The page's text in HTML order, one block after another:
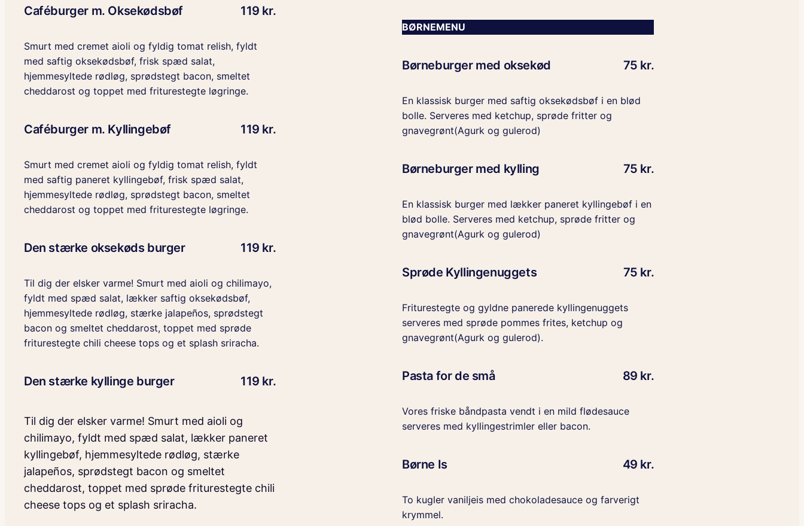
Caféburger m. Oksekødsbøf 119 kr.
Smurt med cremet aioli og fyldig tomat relish, fyldt
med saftig oksekødsbøf, frisk spæd salat,
hjemmesyltede rødløg, sprødstegt bacon, smeltet
cheddarost og toppet med friturestegte løgringe.
Caféburger m. Kyllingebøf 119 kr.
Smurt med cremet aioli og fyldig tomat relish, fyldt
med saftig paneret kyllingebøf, frisk spæd salat,
hjemmesyltede rødløg, sprødstegt bacon, smeltet
cheddarost og toppet med friturestegte løgringe.
Den stærke oksekøds burger 119 kr.
Til dig der elsker varme! Smurt med aioli og chilimayo,
fyldt med spæd salat, lækker saftig oksekødsbøf,
hjemmesyltede rødløg, stærke jalapeños, sprødstegt
bacon og smeltet cheddarost, toppet med sprøde
friturestegte chili cheese tops og et splash sriracha.
Den stærke kyllinge burger 119 kr.
Til dig der elsker varme! Smurt med aioli og
chilimayo, fyldt med spæd salat, lækker paneret
kyllingebøf, hjemmesyltede rødløg, stærke
jalapeños, sprødstegt bacon og smeltet
cheddarost, toppet med sprøde friturestegte chili
cheese tops og et splash sriracha.
BØRNEMENU
Børneburger med oksekød 75 kr.
En klassisk burger med saftig oksekødsbøf i en blød
bolle. Serveres med ketchup, sprøde fritter og
gnavegrønt(Agurk og gulerod)
Børneburger med kylling 75 kr.
En klassisk burger med lækker paneret kyllingebøf i en
blød bolle. Serveres med ketchup, sprøde fritter og
gnavegrønt(Agurk og gulerod)
Sprøde Kyllingenuggets 75 kr.
Friturestegte og gyldne panerede kyllingenuggets
serveres med sprøde pommes frites, ketchup og
gnavegrønt(Agurk og gulerod).
Pasta for de små 89 kr.
Vores friske båndpasta vendt i en mild flødesauce
serveres med kyllingestrimler eller bacon.
Børne Is 49 kr.
To kugler vaniljeis med chokoladesauce og farverigt
krymmel.